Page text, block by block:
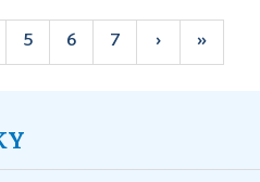
5 6 7 › »